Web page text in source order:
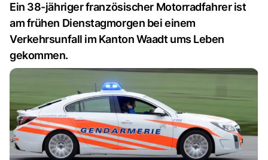
Ein 38-jähriger französischer Motorradfahrer ist
am frühen Dienstagmorgen bei einem
Verkehrsunfall im Kanton Waadt ums Leben
gekommen.